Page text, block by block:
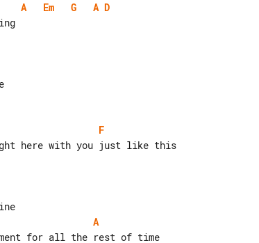
A Em G A D
F
A
for all the rest of time